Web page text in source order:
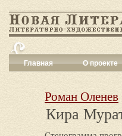
Главная О проекте
Роман Оленев
Кира